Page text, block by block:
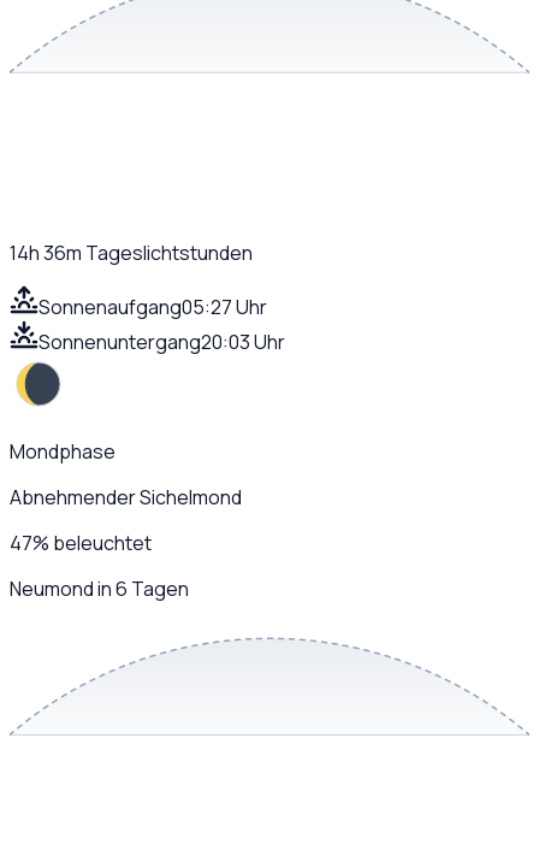
14h 36m Tageslichtstunden
Sonnenaufgang05:27 Uhr
Sonnenuntergang20:03 Uhr
Mondphase
Abnehmender Sichelmond
47% beleuchtet
Neumond in 6 Tagen